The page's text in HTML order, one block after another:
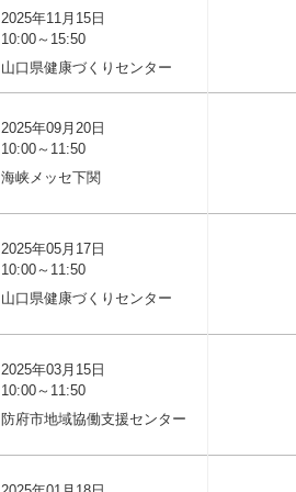
2025年11月15日
10:00～15:50
山口県健康づくりセンター
2025年09月20日
10:00～11:50
海峡メッセ下関
2025年05月17日
10:00～11:50
山口県健康づくりセンター
2025年03月15日
10:00～11:50
防府市地域協働支援センター